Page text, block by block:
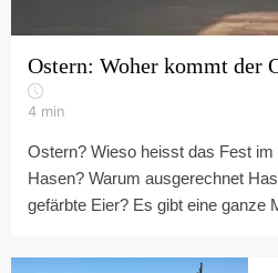
Ostern: Woher kommt der
4 min
Ostern? Wieso heisst das Fest
Hasen? Warum ausgerechnet
gefärbte Eier? Es gibt eine ganze